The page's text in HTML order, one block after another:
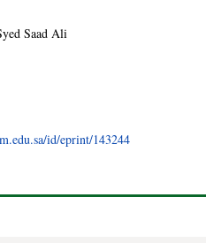
Saad Ali
id/eprint/143244